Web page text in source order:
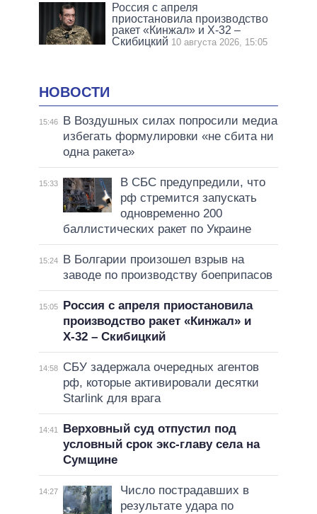
Россия с апреля
приостановила производство
ракет «Кинжал» и Х-32 –
Скибицкий 10 августа 2026, 15:05
НОВОСТИ
15:46
В Воздушных силах попросили медиа
избегать формулировки «не сбита ни
одна ракета»
15:33
В СБС предупредили, что
рф стремится запускать
одновременно 200
баллистических ракет по Украине
15:24
В Болгарии произошел взрыв на
заводе по производству боеприпасов
15:05
Россия с апреля приостановила
производство ракет «Кинжал» и
Х-32 – Скибицкий
14:58
СБУ задержала очередных агентов
рф, которые активировали десятки
Starlink для врага
14:41
Верховный суд отпустил под
условный срок экс-главу села на
Сумщине
14:27
Число пострадавших в
результате удара по